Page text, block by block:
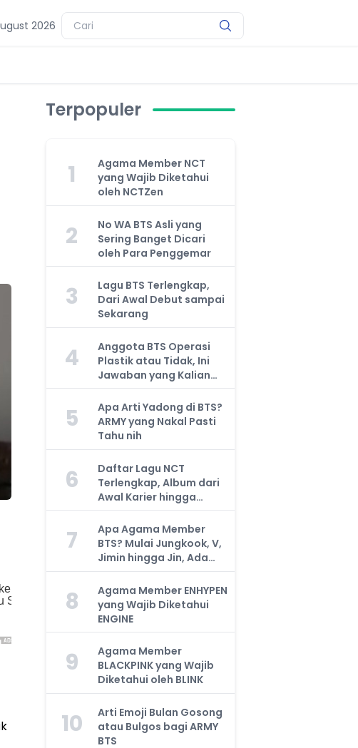
2026
Terpopuler
1
Agama Member NCT
yang Wajib Diketahui
oleh NCTZen
2
No WA BTS Asli yang
Sering Banget Dicari
oleh Para Penggemar
3
Lagu BTS Terlengkap,
Dari Awal Debut sampai
Sekarang
4
Anggota BTS Operasi
Plastik atau Tidak, Ini
Jawaban yang Kalian
Cari
5
Apa Arti Yadong di BTS?
ARMY yang Nakal Pasti
Tahu nih
6
Daftar Lagu NCT
Terlengkap, Album dari
Awal Karier hingga
Sekarang
7
Apa Agama Member
BTS? Mulai Jungkook, V,
Jimin hingga Jin, Ada
yang Atheis
8
Agama Member ENHYPEN
yang Wajib Diketahui
ENGINE
9
Agama Member
BLACKPINK yang Wajib
Diketahui oleh BLINK
10
Arti Emoji Bulan Gosong
atau Bulgos bagi ARMY
BTS